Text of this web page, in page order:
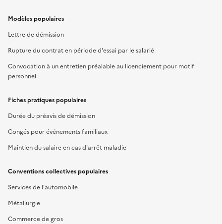
Modèles populaires
Lettre de démission
Rupture du contrat en période d'essai par le salarié
Convocation à un entretien préalable au licenciement pour motif
personnel
Fiches pratiques populaires
Durée du préavis de démission
Congés pour événements familiaux
Maintien du salaire en cas d'arrêt maladie
Conventions collectives populaires
Services de l'automobile
Métallurgie
Commerce de gros